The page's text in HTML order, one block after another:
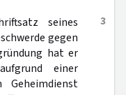
3
seines
gegen
hat er
einer